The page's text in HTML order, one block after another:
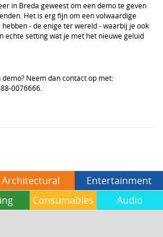
in Breda geweest om een demo te geven
Het is erg fijn om een volwaardige
- de enige ter wereld - waarbij je ook
echte setting wat je met het nieuwe geluid
Neem dan contact op met:
0076666.
Architectural
Entertainment
Consumables Audio